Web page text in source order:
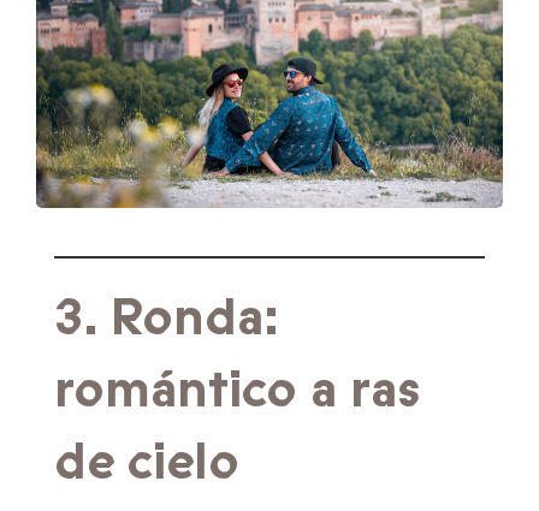
3. Ronda:
romántico a ras
de cielo